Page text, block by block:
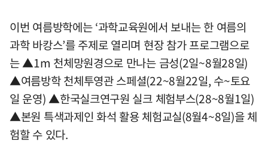
이번 여름방학에는 ‘과학교육원에서 보내는 한 여름의
과학 바캉스’를 주제로 열리며 현장 참가 프로그램으로
는 ▲1m 천체망원경으로 만나는 금성(2일~8월28일)
▲여름방학 천체투영관 스페셜(22~8월22일, 수~토요
일 운영) ▲한국실크연구원 실크 체험부스(28~8월1일)
▲본원 특색과제인 화석 활용 체험교실(8월4~8일)을 체
험할 수 있다.